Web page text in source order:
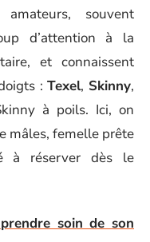
souvent
d’attention à la
et connaissent
:Texel, Skinny,
à poils. Ici, on
mâles, femelle prête
à réserver dès le
soin de son